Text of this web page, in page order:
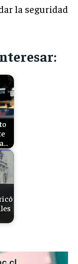
la seguridad